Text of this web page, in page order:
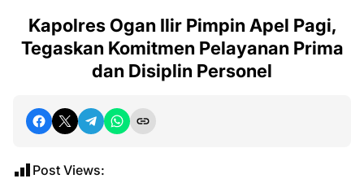
Kapolres Ogan Ilir Pimpin Apel Pagi,
Tegaskan Komitmen Pelayanan Prima
dan Disiplin Personel
Post Views: